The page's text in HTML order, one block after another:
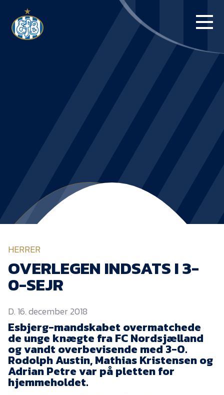
BLUE WATER
ARENA
NYHEDER
EfB Akademi
Sydvestjysk Fodbold
Samarbejde
Partnere
Blue Water Arena
HERRER
OVERLEGEN INDSATS I 3-
0-SEJR
D. 16. december 2018
Esbjerg-mandskabet overmatchede
de unge knægte fra FC Nordsjælland
og vandt overbevisende med 3-0.
Rodolph Austin, Mathias Kristensen og
Adrian Petre var på pletten for
hjemmeholdet.